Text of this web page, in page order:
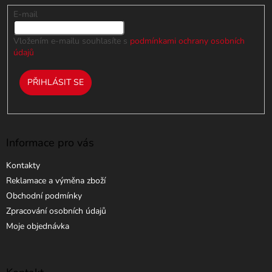
v
i
E-mail
Vložením e-mailu souhlasíte s podmínkami ochrany osobních
údajů
PŘIHLÁSIT SE
Informace pro vás
Kontakty
Reklamace a výměna zboží
Obchodní podmínky
Zpracování osobních údajů
Moje objednávka